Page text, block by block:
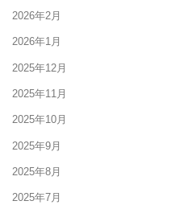
2026年2月
2026年1月
2025年12月
2025年11月
2025年10月
2025年9月
2025年8月
2025年7月